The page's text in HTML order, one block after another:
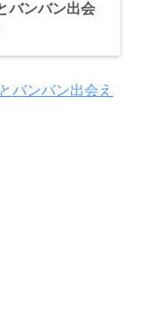
バンバン出会
バンバン出会え